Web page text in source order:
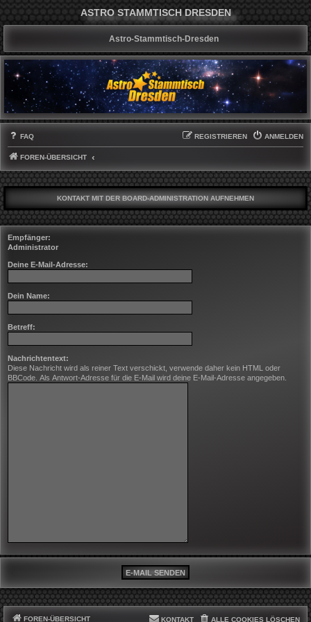
ASTRO STAMMTISCH DRESDEN
Astro-Stammtisch-Dresden
FAQ ANMELDEN
REGISTRIEREN
FOREN-ÜBERSICHT
KONTAKT MIT DER BOARD-ADMINISTRATION AUFNEHMEN
Empfänger:
Administrator
Deine E-Mail-Adresse:
Dein Name:
Betreff:
Nachrichtentext:
Diese Nachricht wird als reiner Text verschickt, verwende daher kein HTML oder
BBCode. Als Antwort-Adresse für die E-Mail wird deine E-Mail-Adresse angegeben.
FOREN-ÜBERSICHT ALLE COOKIES LÖSCHEN
KONTAKT